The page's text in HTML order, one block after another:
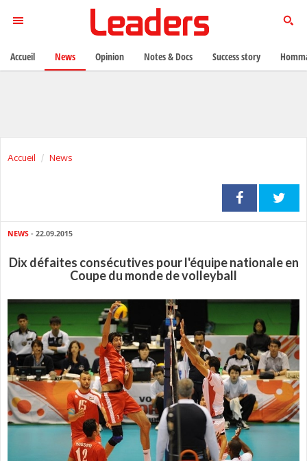
Accueil News
NEWS - 22.09.2015
Dix défaites consécutives pour l'équipe nationale en
Coupe du monde de volleyball
Accueil News Opinion Notes & Docs Success story